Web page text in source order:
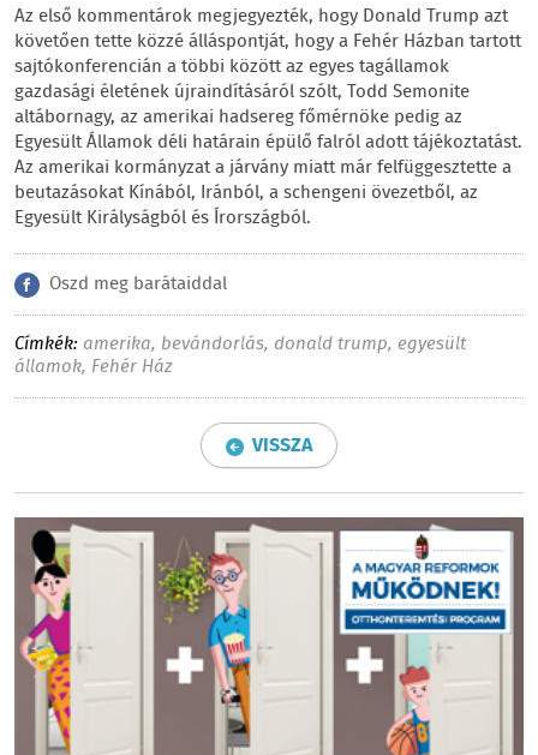
Az első kommentárok megjegyezték, hogy Donald Trump azt
követően tette közzé álláspontját, hogy a Fehér Házban tartott
sajtókonferencián a többi között az egyes tagállamok
gazdasági életének újraindításáról szólt, Todd Semonite
altábornagy, az amerikai hadsereg főmérnöke pedig az
Egyesült Államok déli határain épülő falról adott tájékoztatást.
Az amerikai kormányzat a járvány miatt már felfüggesztette a
beutazásokat Kínából, Iránból, a schengeni övezetből, az
Egyesült Királyságból és Írországból.
Oszd meg barátaiddal
Címkék: amerika, bevándorlás, donald trump, egyesült
államok, Fehér Ház
VISSZA